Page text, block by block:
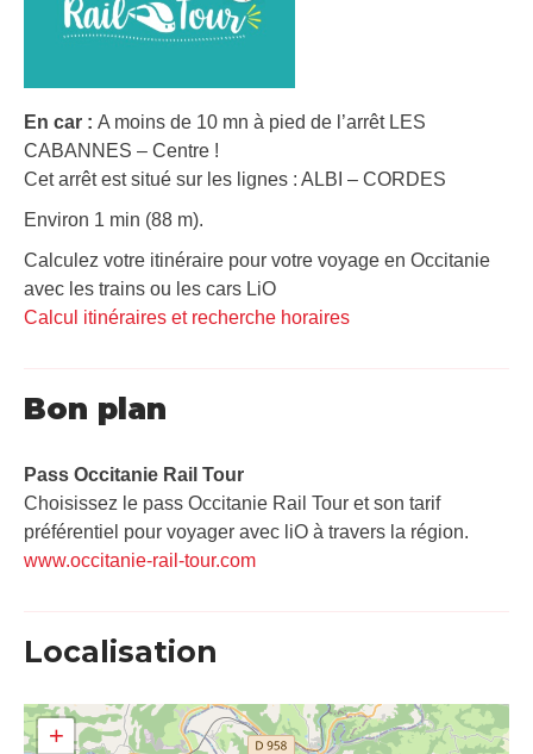
En car : A moins de 10 mn à pied de l’arrêt LES
CABANNES – Centre !
Cet arrêt est situé sur les lignes : ALBI – CORDES
Environ 1 min (88 m).
Calculez votre itinéraire pour votre voyage en Occitanie
avec les trains ou les cars LiO
Calcul itinéraires et recherche horaires
Bon plan
Pass Occitanie Rail Tour​
Choisissez le pass Occitanie Rail Tour et son tarif
préférentiel pour voyager avec liO à travers la région.
www.occitanie-rail-tour.com
Localisation
+